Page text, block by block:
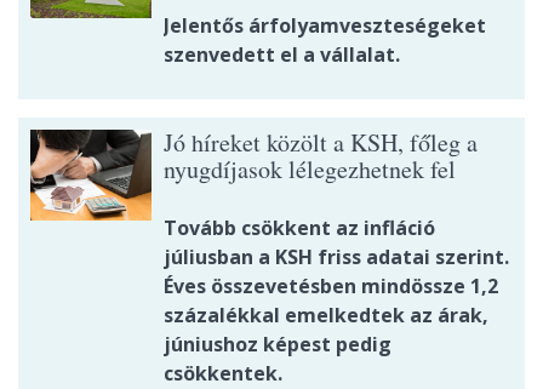
Jelentős árfolyamveszteségeket
szenvedett el a vállalat.
Jó híreket közölt a KSH, főleg a
nyugdíjasok lélegezhetnek fel
Tovább csökkent az infláció
júliusban a KSH friss adatai szerint.
Éves összevetésben mindössze 1,2
százalékkal emelkedtek az árak,
júniushoz képest pedig
csökkentek.